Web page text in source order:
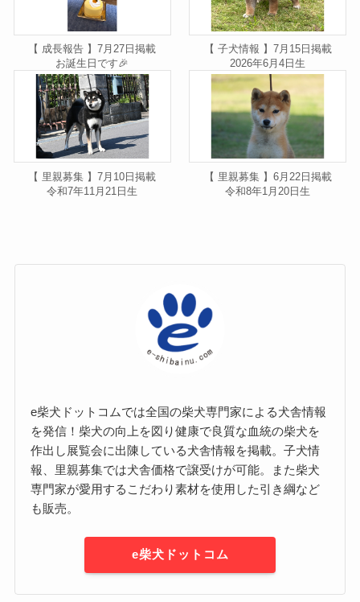
【 成長報告 】7月27日掲載
お誕生日です🎉
【 子犬情報 】7月15日掲載
2026年6月4日生
【 里親募集 】7月10日掲載
令和7年11月21日生
【 里親募集 】6月22日掲載
令和8年1月20日生
e柴犬ドットコムでは全国の柴犬専門家による犬舎情報
を発信！柴犬の向上を図り健康で良質な血統の柴犬を
作出し展覧会に出陳している犬舎情報を掲載。子犬情
報、里親募集では犬舎価格で譲受けが可能。また柴犬
専門家が愛用するこだわり素材を使用した引き綱など
も販売。
e柴犬ドットコム